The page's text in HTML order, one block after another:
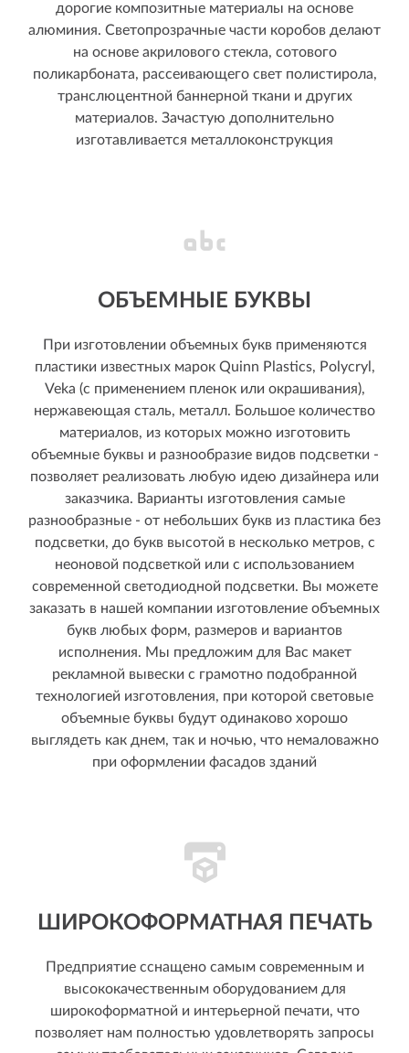
дорогие композитные материалы на основе
алюминия. Светопрозрачные части коробов делают
на основе акрилового стекла, сотового
поликарбоната, рассеивающего свет полистирола,
транслюцентной баннерной ткани и других
материалов. Зачастую дополнительно
изготавливается металлоконструкция
ОБЪЕМНЫЕ БУКВЫ
При изготовлении объемных букв применяются
пластики известных марок Quinn Plastics, Polycryl,
Veka (с применением пленок или окрашивания),
нержавеющая сталь, металл. Большое количество
материалов, из которых можно изготовить
объемные буквы и разнообразие видов подсветки -
позволяет реализовать любую идею дизайнера или
заказчика. Варианты изготовления самые
разнообразные - от небольших букв из пластика без
подсветки, до букв высотой в несколько метров, с
неоновой подсветкой или с использованием
современной светодиодной подсветки. Вы можете
заказать в нашей компании изготовление объемных
букв любых форм, размеров и вариантов
исполнения. Мы предложим для Вас макет
рекламной вывески с грамотно подобранной
технологией изготовления, при которой световые
объемные буквы будут одинаково хорошо
выглядеть как днем, так и ночью, что немаловажно
при оформлении фасадов зданий
ШИРОКОФОРМАТНАЯ ПЕЧАТЬ
Предприятие сснащено самым современным и
высококачественным оборудованием для
широкоформатной и интерьерной печати, что
позволяет нам полностью удовлетворять запросы